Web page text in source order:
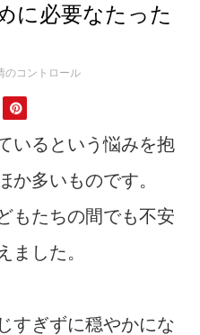
に必要なたった
のコントロール
いるという悩みを抱
か多いものです。
もたちの間でも不安
ました。
すぎずに穏やかにな